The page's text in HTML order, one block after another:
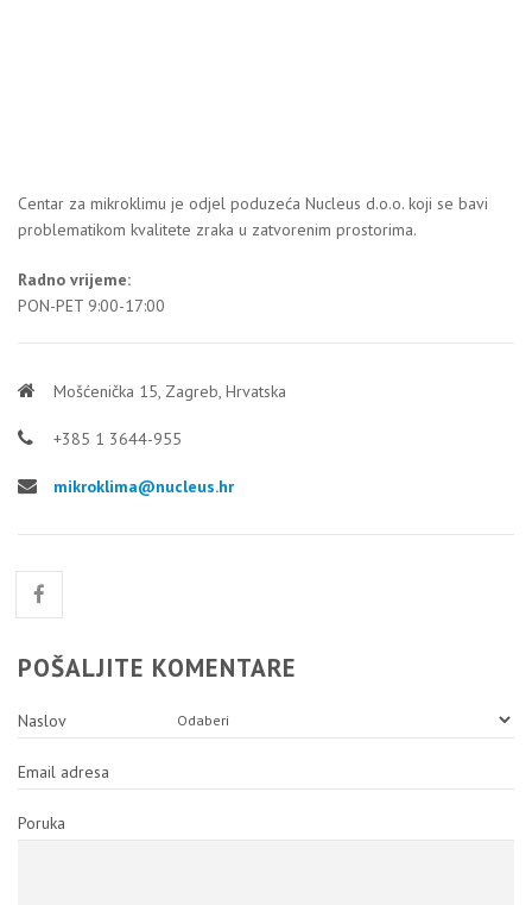
Centar za mikroklimu je odjel poduzeća Nucleus d.o.o. koji se bavi
problematikom kvalitete zraka u zatvorenim prostorima.
Radno vrijeme:
PON-PET 9:00-17:00
Mošćenička 15, Zagreb, Hrvatska
+385 1 3644-955
mikroklima@nucleus.hr
POŠALJITE KOMENTARE
Naslov
Email adresa
Poruka